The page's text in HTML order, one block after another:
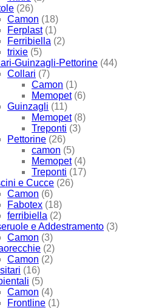
(26)
Camon (18)
Ferplast (1)
Ferribiella (2)
trixie (5)
Guinzagli-Pettorine (44)
Collari (7)
Camon (1)
Memopet (6)
Guinzagli (11)
Memopet (8)
Treponti (3)
Pettorine (26)
camon (5)
Memopet (4)
Treponti (17)
e Cucce (26)
Camon (6)
Fabotex (18)
ferribiella (2)
e Addestramento (3)
Camon (3)
(2)
Camon (2)
(16)
(5)
Camon (4)
Frontline (1)